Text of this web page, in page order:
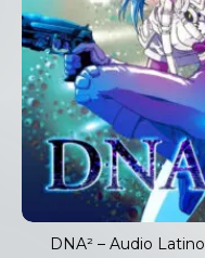
DNA² – Audio Latino